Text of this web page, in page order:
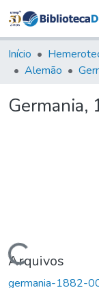
Início
Alemão
Germania,
Carregando...
Arquivos
germania-1882-